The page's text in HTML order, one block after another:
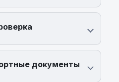
документы